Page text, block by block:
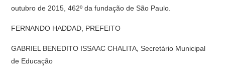
outubro de 2015, 462º da fundação de São Paulo.
FERNANDO HADDAD, PREFEITO
GABRIEL BENEDITO ISSAAC CHALITA, Secretário Municipal
de Educação